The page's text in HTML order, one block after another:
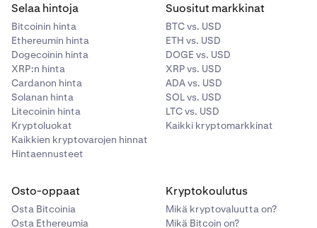
Selaa hintoja
Bitcoinin hinta
Ethereumin hinta
Dogecoinin hinta
XRP:n hinta
Cardanon hinta
Solanan hinta
Litecoinin hinta
Kryptoluokat
Kaikkien kryptovarojen hinnat
Hintaennusteet
Suositut markkinat
BTC vs. USD
ETH vs. USD
DOGE vs. USD
XRP vs. USD
ADA vs. USD
SOL vs. USD
LTC vs. USD
Kaikki kryptomarkkinat
Osto-oppaat
Osta Bitcoinia
Osta Ethereumia
Kryptokoulutus
Mikä kryptovaluutta on?
Mikä Bitcoin on?